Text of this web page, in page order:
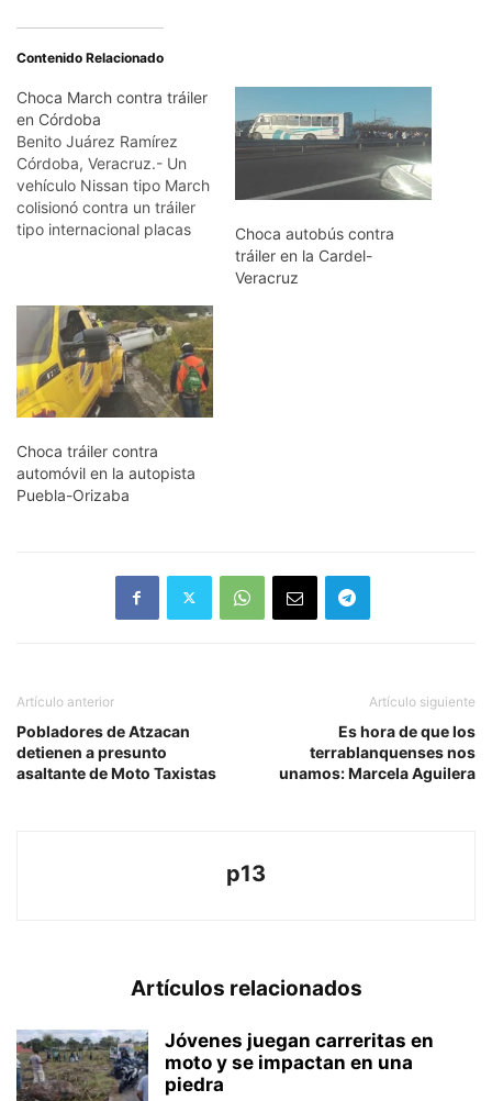
Contenido Relacionado
Choca March contra tráiler
en Córdoba
Benito Juárez Ramírez
Córdoba, Veracruz.- Un
vehículo Nissan tipo March
colisionó contra un tráiler
tipo internacional placas
March al llegar a la entrada
de Industrias Patrona, se
impactó contra el tráiler,
conducido por Víctor
Santiago.…
Choca autobús contra
tráiler en la Cardel-
Veracruz
Choca tráiler contra
automóvil en la autopista
Puebla-Orizaba
Artículo anterior
Pobladores de Atzacan
detienen a presunto
asaltante de Moto Taxistas
Artículo siguiente
Es hora de que los
terrablanquenses nos
unamos: Marcela Aguilera
p13
Artículos relacionados
Jóvenes juegan carreritas en
moto y se impactan en una
piedra